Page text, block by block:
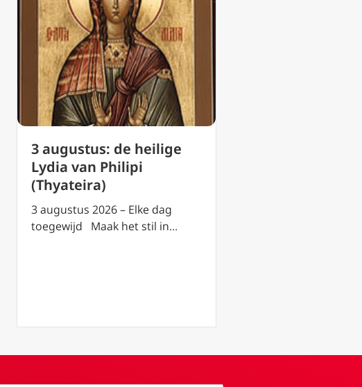
3 augustus: de heilige
Lydia van Philipi
(Thyateira)
3 augustus 2026 – Elke dag
toegewijd Maak het stil in…